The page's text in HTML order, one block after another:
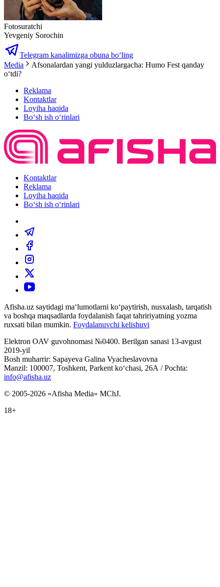
Fotosuratchi
Yevgeniy Sorochin
Telegram kanalimizga obuna bo‘ling
Media
Afsonalardan yangi yulduzlargacha: Humo Fest qanday
oʻtdi?
Reklama
Kontaktlar
Loyiha haqida
Bo‘sh ish o‘rinlari
Kontaktlar
Reklama
Loyiha haqida
Bo‘sh ish o‘rinlari
Afisha.uz saytidagi ma‘lumotlarni ko‘paytirish, nusxalash, tarqatish
va boshqa maqsadlarda foydalanish faqat tahririyatning yozma
ruxsati bilan mumkin. Foydalanuvchi kelishuvi
Elektron OAV guvohnomasi №0400. Berilgan sanasi 13-avgust
2019-yil
Bosh muharrir: Sapayeva Galina Vyacheslavovna
Manzil: 100007, Toshkent, Parkent ko‘chasi, 26А / Pochta:
info@afisha.uz
© 2005-2026 «Afisha Media» MChJ.
18+